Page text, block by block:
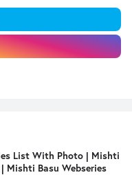
List With Photo | Mishti
Mishti Basu Webseries